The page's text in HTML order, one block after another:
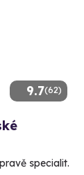
9.7(62)
specialit.